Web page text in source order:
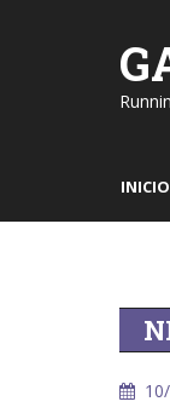
INICIO